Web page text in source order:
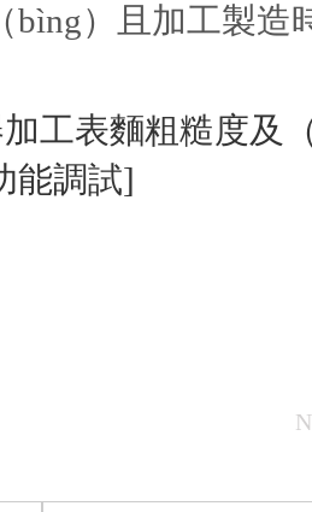
bìng）且加工製造
工表麵粗糙度及
能調試]